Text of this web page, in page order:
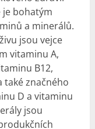
je bohatým
a minerálů.
jsou vejce
vitaminu A,
B12,
také značného
D a vitaminu
jsou